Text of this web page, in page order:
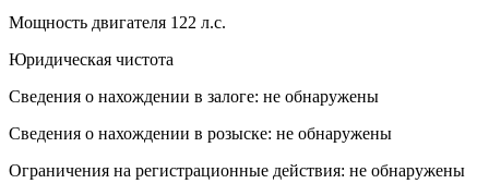
Мощность двигателя 122 л.с.
Юридическая чистота
Сведения о нахождении в залоге: не обнаружены
Сведения о нахождении в розыске: не обнаружены
Ограничения на регистрационные действия: не обнаружены